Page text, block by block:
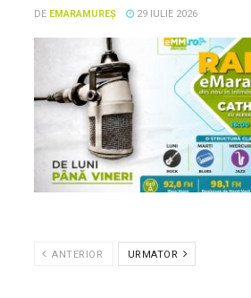
DE EMARAMUREȘ 29 IULIE 2026
ANTERIOR URMATOR